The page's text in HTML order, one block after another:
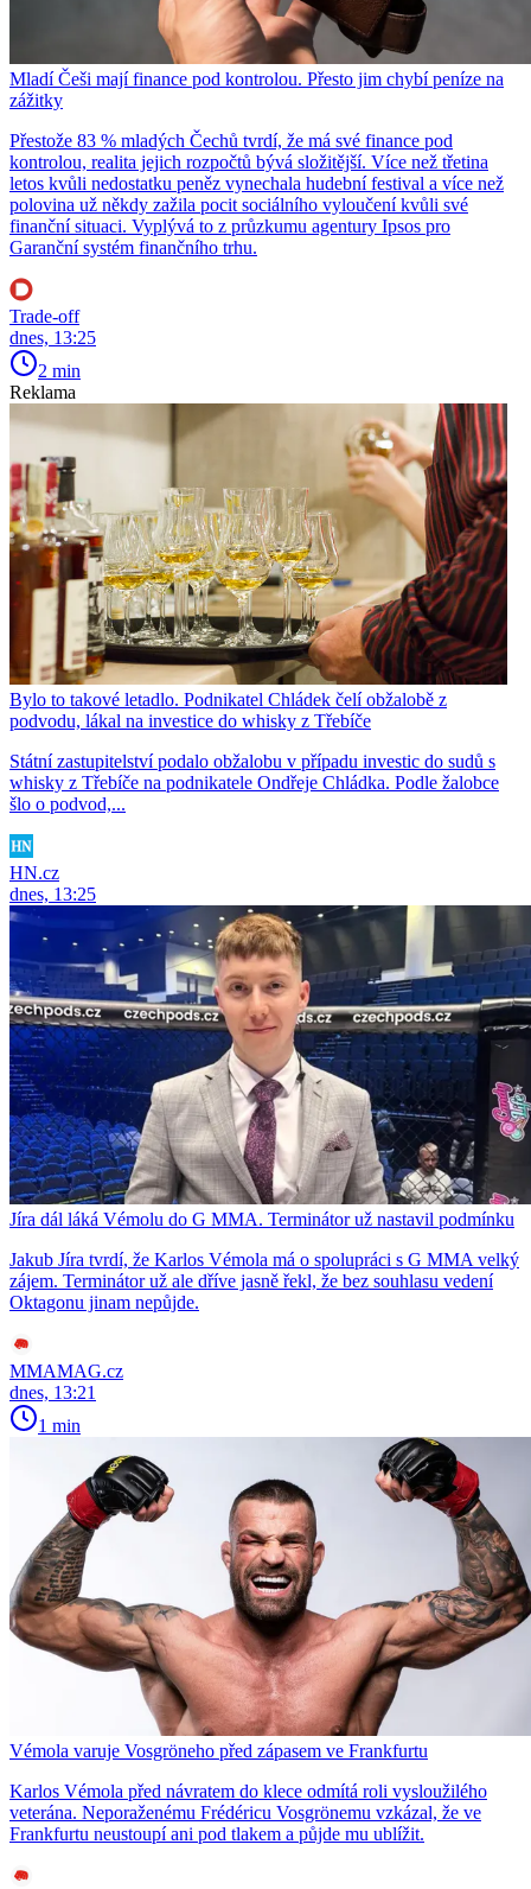
Mladí Češi mají finance pod kontrolou. Přesto jim chybí peníze na
zážitky
Přestože 83 % mladých Čechů tvrdí, že má své finance pod
kontrolou, realita jejich rozpočtů bývá složitější. Více než třetina
letos kvůli nedostatku peněz vynechala hudební festival a více než
polovina už někdy zažila pocit sociálního vyloučení kvůli své
finanční situaci. Vyplývá to z průzkumu agentury Ipsos pro
Garanční systém finančního trhu.
Trade-off
dnes, 13:25
2 min
Reklama
Bylo to takové letadlo. Podnikatel Chládek čelí obžalobě z
podvodu, lákal na investice do whisky z Třebíče
Státní zastupitelství podalo obžalobu v případu investic do sudů s
whisky z Třebíče na podnikatele Ondřeje Chládka. Podle žalobce
šlo o podvod,...
HN.cz
dnes, 13:25
Jíra dál láká Vémolu do G MMA. Terminátor už nastavil podmínku
Jakub Jíra tvrdí, že Karlos Vémola má o spolupráci s G MMA velký
zájem. Terminátor už ale dříve jasně řekl, že bez souhlasu vedení
Oktagonu jinam nepůjde.
MMAMAG.cz
dnes, 13:21
1 min
Vémola varuje Vosgröneho před zápasem ve Frankfurtu
Karlos Vémola před návratem do klece odmítá roli vysloužilého
veterána. Neporaženému Frédéricu Vosgrönemu vzkázal, že ve
Frankfurtu neustoupí ani pod tlakem a půjde mu ublížit.